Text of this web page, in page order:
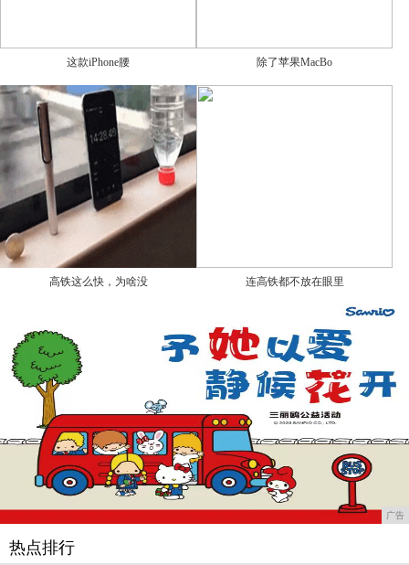
这款iPhone腰 除了苹果MacBo
高铁这么快，为啥没 连高铁都不放在眼里
广告
热点排行